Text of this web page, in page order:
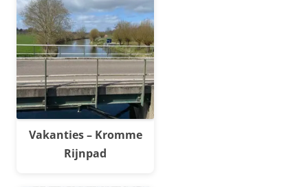
Vakanties – Kromme
Rijnpad